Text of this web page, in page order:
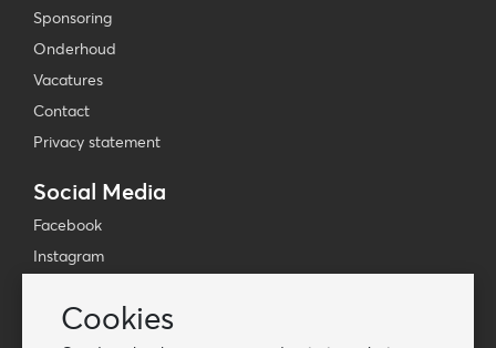
Cookies
Sponsoring
Onderhoud
Vacatures
Contact
Privacy statement
Social Media
Facebook
Instagram
TikTok